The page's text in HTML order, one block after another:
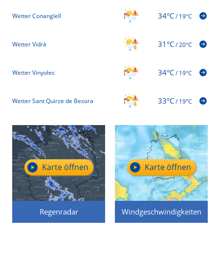
Wetter Conanglell 34°C/19°C
Wetter Vidrà 31°C/20°C
Wetter Vinyoles 34°C/19°C
Wetter Sant Quirze de Besora 33°C/19°C
Regenradar
Karte öffnen
Windgeschwindigkeiten
Karte öffnen